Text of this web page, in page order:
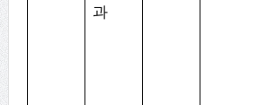
과